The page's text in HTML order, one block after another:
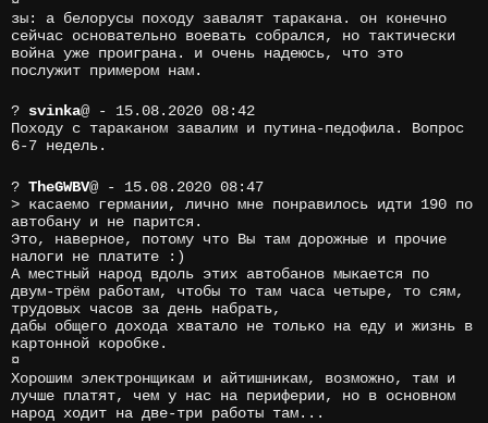
зы: а белорусы походу завалят таракана. он конечно
сейчас основательно воевать собрался, но тактически
война уже проиграна. и очень надеюсь, что это
послужит примером нам.
? svinka@ - 15.08.2020 08:42
Походу с тараканом завалим и путина-педофила. Вопрос
6-7 недель.
? TheGWBV@ - 15.08.2020 08:47
> касаемо германии, лично мне понравилось идти 190 по
автобану и не парится.
Это, наверное, потому что Вы там дорожные и прочие
налоги не платите :)
А местный народ вдоль этих автобанов мыкается по
двум-трём работам, чтобы то там часа четыре, то сям,
трудовых часов за день набрать,
дабы общего дохода хватало не только на еду и жизнь в
картонной коробке.
¤
Хорошим электронщикам и айтишникам, возможно, там и
лучше платят, чем у нас на периферии, но в основном
народ ходит на две-три работы там...